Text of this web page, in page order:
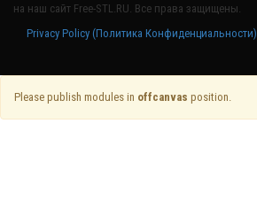
на наш сайт Free-STL.RU. Все права защищены.
Privacy Policy (Политика Конфиденциальности)
Please publish modules in offcanvas position.